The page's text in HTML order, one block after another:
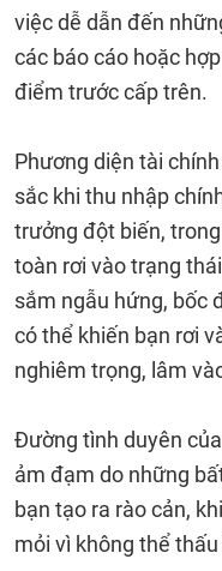
việc dễ dẫn đến
các báo cáo hoặc
điểm trước cấp trên.
Phương diện tài
sắc khi thu nhập
trưởng đột biến,
toàn rơi vào trạng
sắm ngẫu hứng, bốc
có thể khiến bạn rơi
nghiêm trọng, lâm
Đường tình duyên
ảm đạm do những
bạn tạo ra rào cản,
mỏi vì không thể